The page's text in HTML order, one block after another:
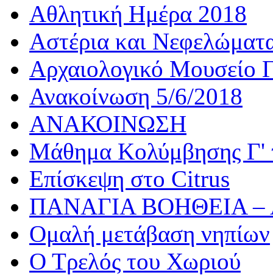
Αθλητική Ημέρα 2018
Αστέρια και
Αρχαιολογικό Μουσείο
Ανακοίνωση 5/6/2018
ΑΝΑΚΟΙΝΩΣΗ
Μάθημα Κολύμβησης Γ'
Επίσκεψη στο Citrus
ΠΑΝΑΓΙΑ ΒΟΗΘΕΙΑ
Ομαλή μετάβαση νηπίων
Ο Τρελός του Χωριού